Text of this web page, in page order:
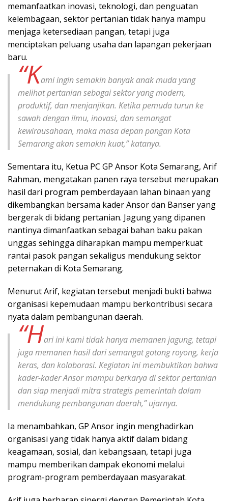
memanfaatkan inovasi, teknologi, dan penguatan
kelembagaan, sektor pertanian tidak hanya mampu
menjaga ketersediaan pangan, tetapi juga
menciptakan peluang usaha dan lapangan pekerjaan
baru.“Kami ingin semakin banyak anak muda yang
melihat pertanian sebagai sektor yang modern,
produktif, dan menjanjikan. Ketika pemuda turun ke
sawah dengan ilmu, inovasi, dan semangat
kewirausahaan, maka masa depan pangan Kota
Semarang akan semakin kuat,” katanya.
Sementara itu, Ketua PC GP Ansor Kota Semarang, Arif
Rahman, mengatakan panen raya tersebut merupakan
hasil dari program pemberdayaan lahan binaan yang
dikembangkan bersama kader Ansor dan Banser yang
bergerak di bidang pertanian. Jagung yang dipanen
nantinya dimanfaatkan sebagai bahan baku pakan
unggas sehingga diharapkan mampu memperkuat
rantai pasok pangan sekaligus mendukung sektor
peternakan di Kota Semarang.
Menurut Arif, kegiatan tersebut menjadi bukti bahwa
organisasi kepemudaan mampu berkontribusi secara
nyata dalam pembangunan daerah.
“Hari ini kami tidak hanya memanen jagung, tetapi
juga memanen hasil dari semangat gotong royong, kerja
keras, dan kolaborasi. Kegiatan ini membuktikan bahwa
kader-kader Ansor mampu berkarya di sektor pertanian
dan siap menjadi mitra strategis pemerintah dalam
mendukung pembangunan daerah,” ujarnya.
Ia menambahkan, GP Ansor ingin menghadirkan
organisasi yang tidak hanya aktif dalam bidang
keagamaan, sosial, dan kebangsaan, tetapi juga
mampu memberikan dampak ekonomi melalui
program-program pemberdayaan masyarakat.